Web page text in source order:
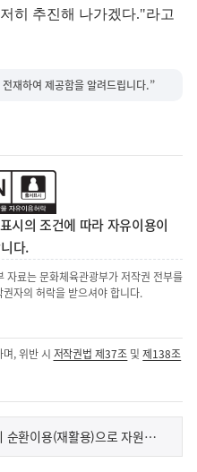
히 추진해 나가겠다."라고
재하여 제공함을 알려드립니다.”
시의 조건에 따라 자유이용이
다.
자료는 문화체육관광부가 저작권 전부를
자의 허락을 받으셔야 합니다.
, 위반 시 저작권법 제37조 및제138조
과기정통부-기후부, 폐통신장비 순환이용(재활용)으로 자원안보와 탄소중립 두 마리 토끼 잡는다